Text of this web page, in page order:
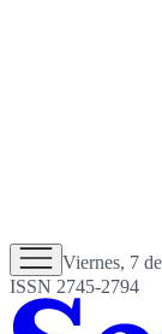
Viernes, 7
ISSN 2745-2794